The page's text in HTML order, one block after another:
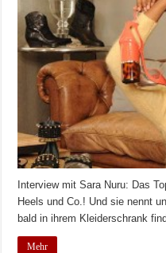
Interview mit Sara Nuru: Das
Heels und Co.! Und sie nennt
bald in ihrem Kleiderschrank
Mehr